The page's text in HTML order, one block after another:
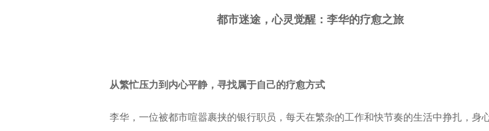
都市迷途，心灵觉醒：李华的疗愈之旅
从繁忙压力到内心平静，寻找属于自己的疗愈方式
李华，一位被都市喧嚣裹挟的银行职员，每天在繁杂的工作和快节奏的生活中挣扎，身